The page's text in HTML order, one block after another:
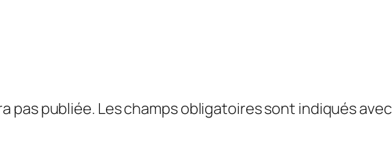
pas publiée.Les champs obligatoires sont indiqués